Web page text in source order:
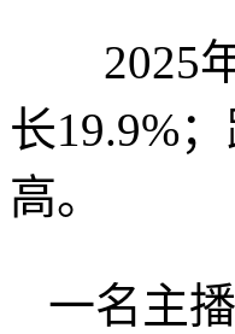
2025年
长19.9%
高。
一名主